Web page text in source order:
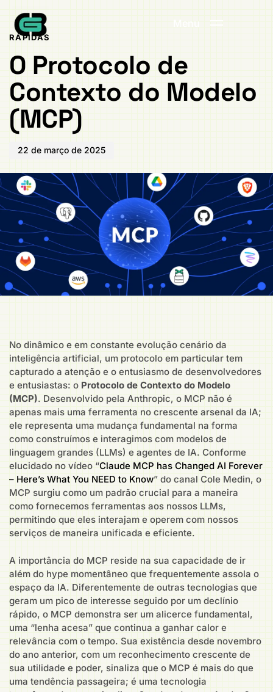
Menu
EM:
RÁPIDAS
O Protocolo de
Contexto do Modelo
(MCP)
em:
22 de março de 2025
No dinâmico e em constante evolução cenário da
inteligência artificial, um protocolo em particular tem
capturado a atenção e o entusiasmo de desenvolvedores
e entusiastas: o Protocolo de Contexto do Modelo
(MCP). Desenvolvido pela Anthropic, o MCP não é
apenas mais uma ferramenta no crescente arsenal da IA;
ele representa uma mudança fundamental na forma
como construímos e interagimos com modelos de
linguagem grandes (LLMs) e agentes de IA. Conforme
elucidado no vídeo “Claude MCP has Changed AI Forever
– Here’s What You NEED to Know” do canal Cole Medin, o
MCP surgiu como um padrão crucial para a maneira
como fornecemos ferramentas aos nossos LLMs,
permitindo que eles interajam e operem com nossos
serviços de maneira unificada e eficiente.
A importância do MCP reside na sua capacidade de ir
além do hype momentâneo que frequentemente assola o
espaço da IA. Diferentemente de outras tecnologias que
geram um pico de interesse seguido por um declínio
rápido, o MCP demonstra ser um alicerce fundamental,
uma “lenha acesa” que continua a ganhar calor e
relevância com o tempo. Sua existência desde novembro
do ano anterior, com um reconhecimento crescente de
sua utilidade e poder, sinaliza que o MCP é mais do que
uma tendência passageira; é uma tecnologia